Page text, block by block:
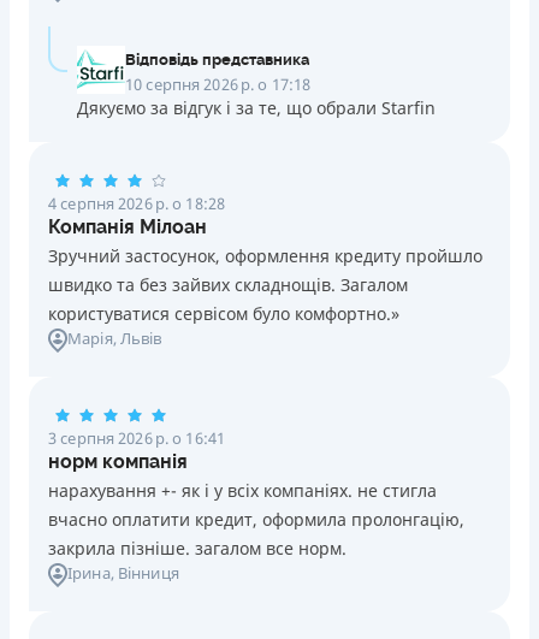
Відповідь представника
10 серпня 2026 р. о 17:18
Дякуємо за відгук і за те, що обрали Starfin
4 серпня 2026 р. о 18:28
Компанія Мілоан
Зручний застосунок, оформлення кредиту пройшло
швидко та без зайвих складнощів. Загалом
користуватися сервісом було комфортно.»
Марія, Львів
3 серпня 2026 р. о 16:41
норм компанія
нарахування +- як і у всіх компаніях. не стигла
вчасно оплатити кредит, оформила пролонгацію,
закрила пізніше. загалом все норм.
Ірина, Вінниця